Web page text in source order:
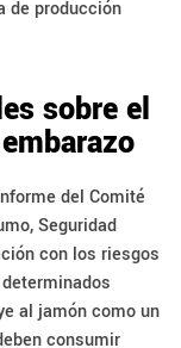
de producción
sobre el
del Comité
Seguridad
con los riesgos
al jamón como un
consumir